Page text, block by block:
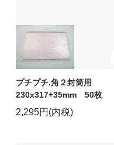
プチプチ.角２封筒用
230x317+35mm 50枚
2,295円(内税)